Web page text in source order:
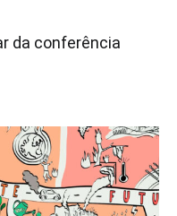
da conferência